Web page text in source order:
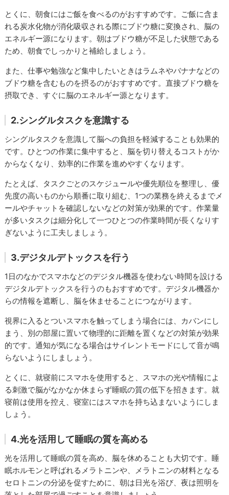
とくに、朝食にはご飯を食べるのがおすすめです。ご飯に含ま
れる炭水化物が消化吸収される際にブドウ糖に変換され、脳の
エネルギー源になります。朝はブドウ糖が不足した状態である
ため、朝食でしっかりと補給しましょう。
また、仕事や勉強など集中したいときはラムネやバナナなどの
ブドウ糖を含むものを摂るのがおすすめです。直接ブドウ糖を
摂取でき、すぐに脳のエネルギー源となります。
2.シングルタスクを意識する
シングルタスクを意識して脳への負担を軽減することも効果的
です。ひとつの作業に集中すると、脳を切り替えるコストがか
からなくなり、効率的に作業を進めやすくなります。
たとえば、タスクごとのスケジュールや優先順位を整理し、優
先度の高いものから順番に取り組む、1つの業務を終えるまでメ
ールやチャットを確認しないなどの対策が効果的です。作業量
が多いタスクは細分化して一つひとつの作業時間が長くなりす
ぎないように工夫しましょう。
3.デジタルデトックスを行う
1日のなかでスマホなどのデジタル機器を使わない時間を設ける
デジタルデトックスを行うのもおすすめです。デジタル機器か
らの情報を遮断し、脳を休ませることにつながります。
視界に入るとついスマホを触ってしまう場合には、カバンにし
まう、別の部屋に置いて物理的に距離を置くなどの対策が効果
的です。通知が気になる場合はサイレントモードにして音が鳴
らないようにしましょう。
とくに、就寝前にスマホを使用すると、スマホの光や情報によ
る刺激で脳がなかなか休まらず睡眠の質の低下を招きます。就
寝前は使用を控え、寝室にはスマホを持ち込まないようにしま
しょう。
4.光を活用して睡眠の質を高める
光を活用して睡眠の質を高め、脳を休めることも大切です。睡
眠ホルモンと呼ばれるメラトニンや、メラトニンの材料となる
セロトニンの分泌を促すために、朝は日光を浴び、夜は照明を